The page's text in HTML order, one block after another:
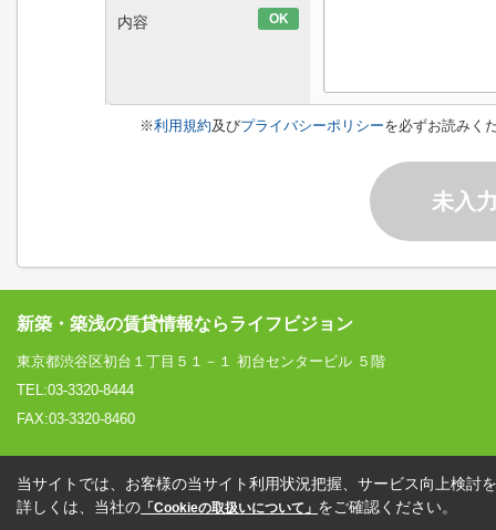
内容 OK
※利用規約及びプライバシーポリシーを必ずお読みく
未入
新築・築浅の賃貸情報ならライフビジョン
東京都渋谷区初台１丁目５１－１ 初台センタービル ５階
TEL:03-3320-8444
FAX:03-3320-8460
当サイトでは、お客様の当サイト利用状況把握、サービス向上検討
詳しくは、当社の 「Cookieの取扱いについて」 をご確認ください。